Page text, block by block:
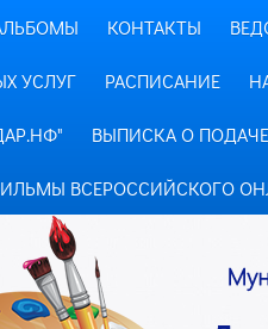
КОНТАКТЫ
УСЛУГ РАСПИСАНИЕ
ВЫПИСКА О
ВСЕРОССИЙСКОГО